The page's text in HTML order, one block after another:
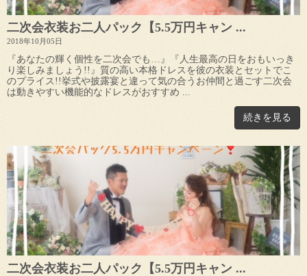
二次会衣装お二人パック【5.5万円キャン ...
2018年10月05日
『あなたの輝く個性を二次会でも…』『人生最高の日をおもいっき
り楽しみましょう!!』質の高い本格ドレスを彼の衣装とセットでこ
のプライス!!挙式や披露宴と違って気の合うお仲間と過ごす二次会
は動きやすい機能的なドレスがおすすめ ...
続きを見る
二次会衣装お二人パック【5.5万円キャン ...